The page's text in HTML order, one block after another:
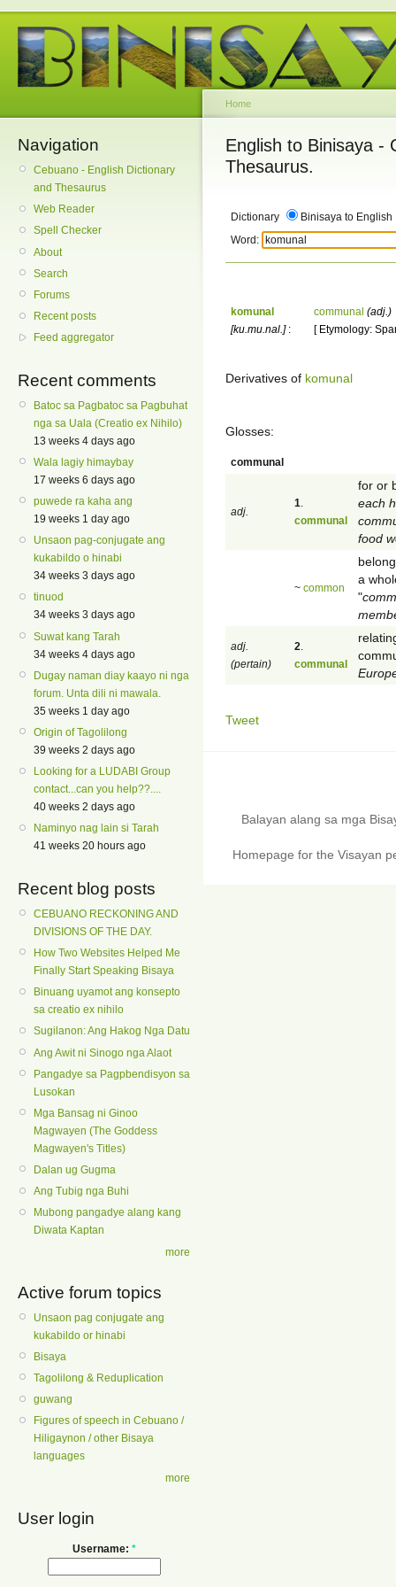
Navigation
Cebuano - English Dictionary
and Thesaurus
Web Reader
Spell Checker
About
Search
Forums
Recent posts
Feed aggregator
Recent comments
Batoc sa Pagbatoc sa Pagbuhat
nga sa Uala (Creatio ex Nihilo)
13 weeks 4 days ago
Wala lagiy himaybay
17 weeks 6 days ago
puwede ra kaha ang
19 weeks 1 day ago
Unsaon pag-conjugate ang
kukabildo o hinabi
34 weeks 3 days ago
tinuod
34 weeks 3 days ago
Suwat kang Tarah
34 weeks 4 days ago
Dugay naman diay kaayo ni nga
forum. Unta dili ni mawala.
35 weeks 1 day ago
Origin of Tagolilong
39 weeks 2 days ago
Looking for a LUDABI Group
contact...can you help??....
40 weeks 2 days ago
Naminyo nag lain si Tarah
41 weeks 20 hours ago
Recent blog posts
CEBUANO RECKONING AND
DIVISIONS OF THE DAY.
How Two Websites Helped Me
Finally Start Speaking Bisaya
Binuang uyamot ang konsepto
sa creatio ex nihilo
Sugilanon: Ang Hakog Nga Datu
Ang Awit ni Sinogo nga Alaot
Pangadye sa Pagpbendisyon sa
Lusokan
Mga Bansag ni Ginoo
Magwayen (The Goddess
Magwayen's Titles)
Dalan ug Gugma
Ang Tubig nga Buhi
Mubong pangadye alang kang
Diwata Kaptan
more
Active forum topics
Unsaon pag conjugate ang
kukabildo or hinabi
Bisaya
Tagolilong & Reduplication
guwang
Figures of speech in Cebuano /
Hiligaynon / other Bisaya
languages
more
User login
Username: *
Home
English to Binisaya -
Thesaurus.
Dictionary
Binisaya to English
Word:
komunal
[ku.mu.nal.]:
communal (adj.)
[ Etymology:
Derivatives of komunal
Glosses:
communal
adj.
1
communal
for or
each
food
~ common
a
"
adj.
(pertain)
2
communal
Tweet
Balayan alang sa mga
Homepage for the Visayan